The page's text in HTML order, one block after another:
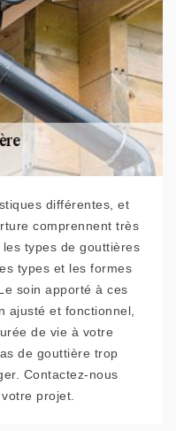
différentes, et
comprennent très
types de gouttières
types et les formes
soin apporté à ces
ajusté et fonctionnel,
de vie à votre
de gouttière trop
Contactez-nous
projet.